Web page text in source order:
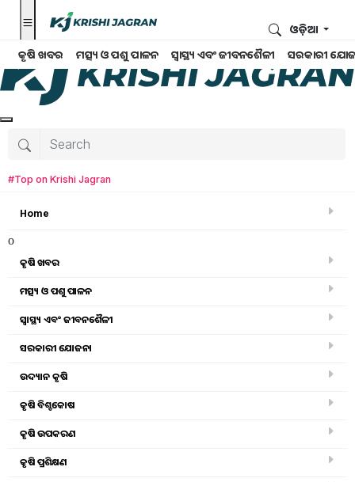
କୃଷି ଖବର ମତ୍ସ୍ୟ ଓ ପଶୁ ପାଳନ ସ୍ୱାସ୍ଥ୍ୟ ଏବଂ ଜୀବନଶୈଳୀ ସରକାରୀ
ଓଡ଼ିଆ
#Top on Krishi Jagran
Home
o
କୃଷି ଖବର
ମତ୍ସ୍ୟ ଓ ପଶୁ ପାଳନ
ସ୍ୱାସ୍ଥ୍ୟ ଏବଂ ଜୀବନଶୈଳୀ
ସରକାରୀ ଯୋଜନା
ଉଦ୍ୟାନ କୃଷି
କୃଷି ବିଶ୍ବକୋଷ
କୃଷି ଉପକରଣ
କୃଷି ପ୍ରଶିକ୍ଷଣ
ସରକାରୀ ସ୍କିମ
ସେପ୍ଟେମ୍ବର ୮ ତାରିଖରେ ଆକାଉଣ୍ଟକୁ ଏହି ଟଙ୍କା ପଠାଯିବ !
Thursday, 29 August 2024 12:06 PM